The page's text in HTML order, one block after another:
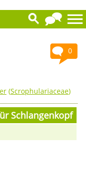
0
(Scrophulariaceae)
Schlangenkopf